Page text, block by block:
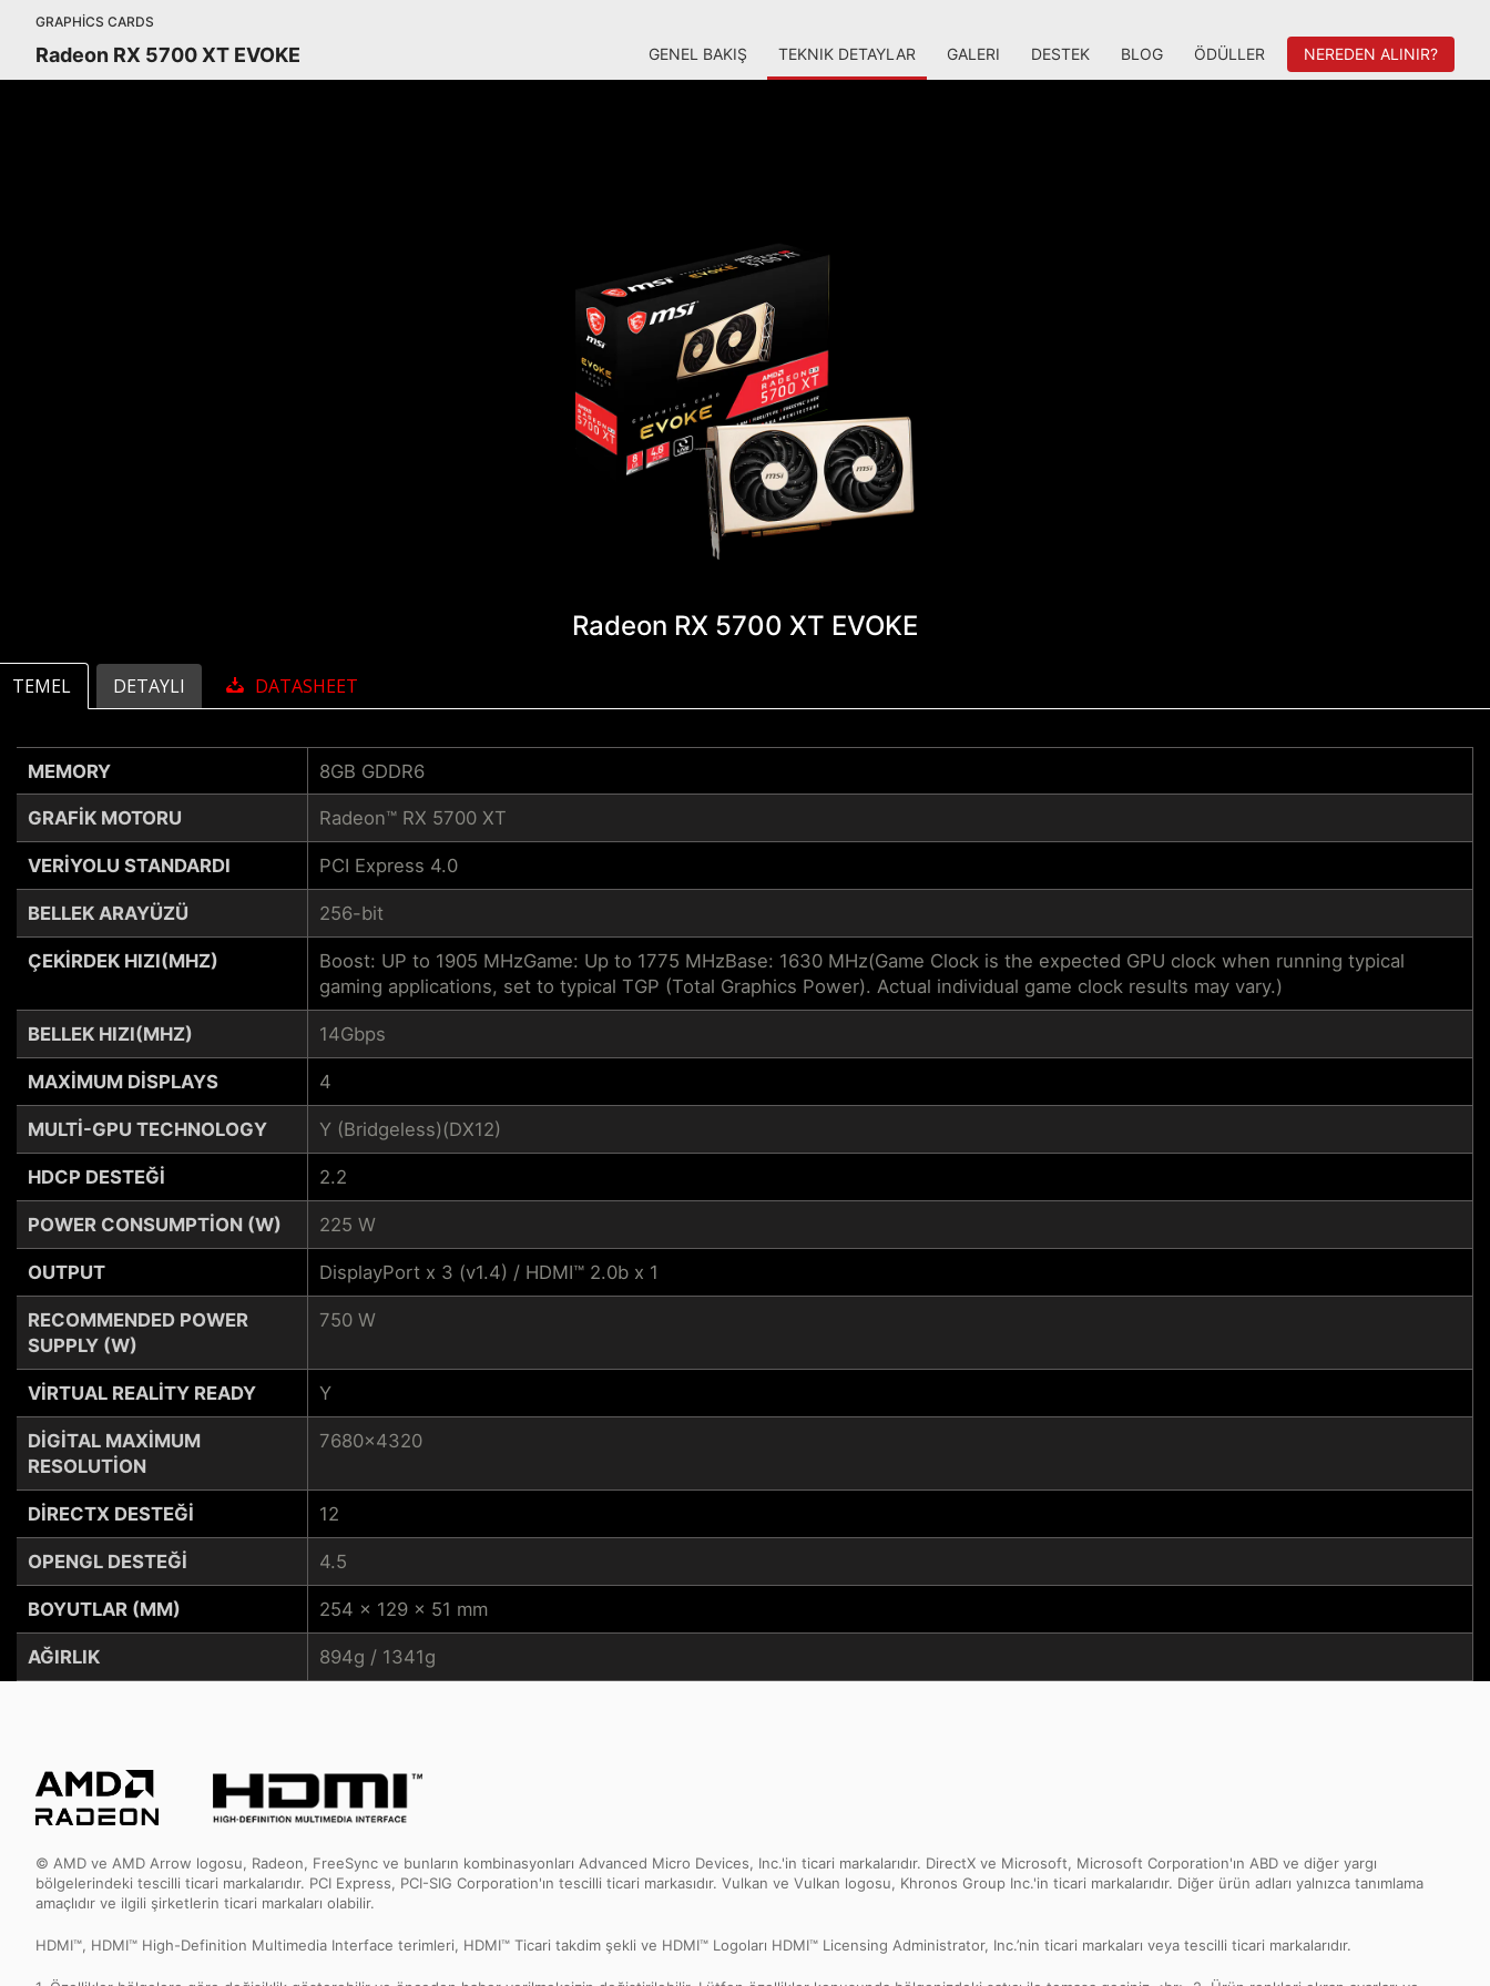
GRAPHICS CARDS
Radeon RX 5700 XT EVOKE GENEL BAKIŞ TEKNIK DETAYLAR GALERI DESTEK BLOG ÖDÜLLER NEREDEN ALINIR?
Radeon RX 5700 XT EVOKE
TEMEL DETAYLI DATASHEET
MEMORY
GRAFIK MOTORU
VERIYOLU STANDARDI
BELLEK ARAYÜZÜ
ÇEKIRDEK HIZI(MHZ)
BELLEK HIZI(MHZ)
MAXIMUM DISPLAYS
MULTI-GPU TECHNOLOGY
HDCP DESTEĞI
POWER CONSUMPTION (W)
OUTPUT
RECOMMENDED POWER
SUPPLY (W)
VIRTUAL REALITY READY
DIGITAL MAXIMUM
RESOLUTION
DIRECTX DESTEĞI
OPENGL DESTEĞI
BOYUTLAR (MM)
AĞIRLIK
8GB GDDR6
Radeon™ RX 5700 XT
PCI Express 4.0
256-bit
Boost: UP to 1905 MHzGame: Up to 1775 MHzBase: 1630 MHz(Game Clock is the expected GPU clock when running typical
gaming applications, set to typical TGP (Total Graphics Power). Actual individual game clock results may vary.)
14Gbps
4
Y (Bridgeless)(DX12)
2.2
225 W
DisplayPort x 3 (v1.4) / HDMI™ 2.0b x 1
750 W
Y
7680x4320
12
4.5
254 x 129 x 51 mm
894g / 1341g
© AMD ve AMD Arrow logosu, Radeon, FreeSync ve bunların kombinasyonları Advanced Micro Devices, Inc.'in ticari markalarıdır. DirectX ve Microsoft, Microsoft Corporation'ın ABD ve diğer yargı
bölgelerindeki tescilli ticari markalarıdır. PCI Express, PCI-SIG Corporation'ın tescilli ticari markasıdır. Vulkan ve Vulkan logosu, Khronos Group Inc.'in ticari markalarıdır. Diğer ürün adları yalnızca tanımlama
amaçlıdır ve ilgili şirketlerin ticari markaları olabilir.
HDMI™, HDMI™ High-Definition Multimedia Interface terimleri, HDMI™ Ticari takdim şekli ve HDMI™ Logoları HDMI™ Licensing Administrator, Inc.’nin ticari markaları veya tescilli ticari markalarıdır.